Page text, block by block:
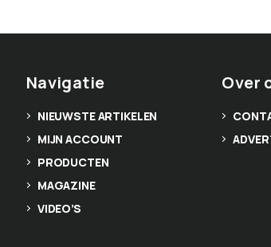
Navigatie
NIEUWSTE ARTIKELEN
MIJN ACCOUNT
PRODUCTEN
MAGAZINE
VIDEO’S
Over